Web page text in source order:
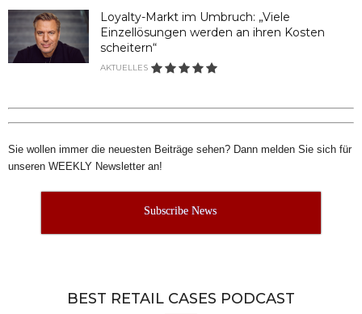
Loyalty-Markt im Umbruch: „Viele
Einzellösungen werden an ihren Kosten
scheitern“
AKTUELLES
Sie wollen immer die neuesten Beiträge sehen? Dann melden Sie sich für
unseren WEEKLY Newsletter an!
Subscribe News
BEST RETAIL CASES PODCAST